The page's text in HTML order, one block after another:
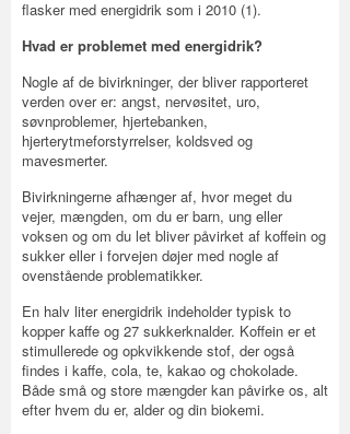
flasker med energidrik som i 2010 (1).
Hvad er problemet med energidrik?
Nogle af de bivirkninger, der bliver rapporteret
verden over er: angst, nervøsitet, uro,
søvnproblemer, hjertebanken,
hjerterytmeforstyrrelser, koldsved og
mavesmerter.
Bivirkningerne afhænger af, hvor meget du
vejer, mængden, om du er barn, ung eller
voksen og om du let bliver påvirket af koffein og
sukker eller i forvejen døjer med nogle af
ovenstående problematikker.
En halv liter energidrik indeholder typisk to
kopper kaffe og 27 sukkerknalder. Koffein er et
stimullerede og opkvikkende stof, der også
findes i kaffe, cola, te, kakao og chokolade.
Både små og store mængder kan påvirke os, alt
efter hvem du er, alder og din biokemi.